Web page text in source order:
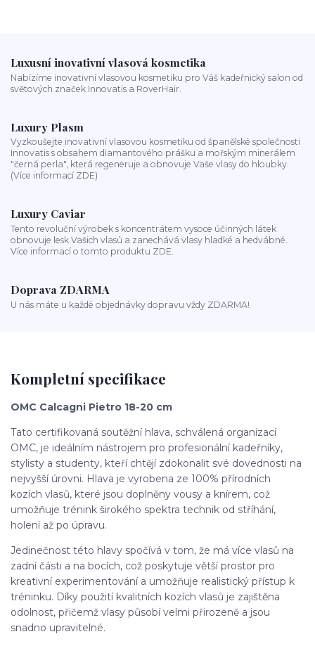
Luxusní inovativní vlasová kosmetika
Nabízíme inovativní vlasovou kosmetiku pro Váš kadeřnický salon od
světových značek Innovatis a RoverHair.
Luxury Plasm
Vyzkoušejte inovativní vlasovou kosmetiku od španělské společnosti
Innovatis s obsahem diamantového prášku a mořským minerálem
"černá perla", která regeneruje a obnovuje Vaše vlasy do hloubky.
(Více informací ZDE)
Luxury Caviar
Tento revoluční výrobek s koncentrátem vysoce účinných látek
obnovuje lesk Vašich vlasů a zanechává vlasy hladké a hedvábné.
Více informací o tomto produktu ZDE.
Doprava ZDARMA
U nás máte u každé objednávky dopravu vždy ZDARMA!
Kompletní specifikace
OMC Calcagni Pietro 18-20 cm
Tato certifikovaná soutěžní hlava, schválená organizací
OMC, je ideálním nástrojem pro profesionální kadeřníky,
stylisty a studenty, kteří chtějí zdokonalit své dovednosti na
nejvyšší úrovni. Hlava je vyrobena ze 100% přírodních
kozích vlasů, které jsou doplněny vousy a knírem, což
umožňuje trénink širokého spektra technik od stříhání,
holení až po úpravu.
Jedinečnost této hlavy spočívá v tom, že má více vlasů na
zadní části a na bocích, což poskytuje větší prostor pro
kreativní experimentování a umožňuje realistický přístup k
tréninku. Díky použití kvalitních kozích vlasů je zajištěna
odolnost, přičemž vlasy působí velmi přirozeně a jsou
snadno upravitelné.